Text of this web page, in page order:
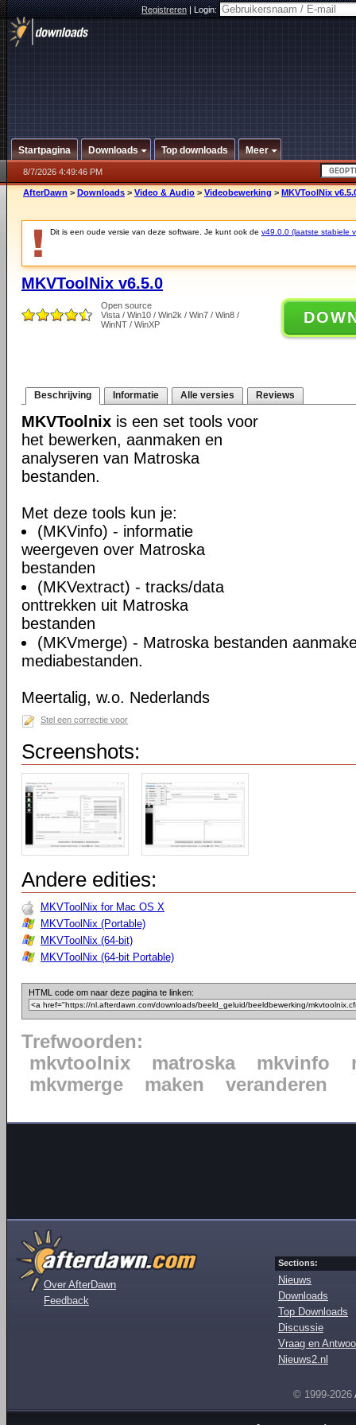
Registreren|Login:
Startpagina Downloads Top downloads Meer
8/7/2026 4:49:46 PM
AfterDawn > Downloads > Video & Audio > Videobewerking > MKVToolNix
Dit is een oude versie van deze software. Je kunt ook de v49.0.0 (laatste stabiele
MKVToolNix v6.5.0
Open source
Vista / Win10 / Win2k / Win7 / Win8 /
WinNT / WinXP
Beschrijving Informatie Alle versies Reviews
MKVToolnix is een set tools voor
het bewerken, aanmaken en
analyseren van Matroska
bestanden.
Met deze tools kun je:
(MKVinfo) - informatie
weergeven over Matroska
bestanden
(MKVextract) - tracks/data
onttrekken uit Matroska
bestanden
(MKVmerge) - Matroska bestanden
mediabestanden.
Meertalig, w.o. Nederlands
Stel een correctie voor
Screenshots:
Andere edities:
MKVToolNix for Mac OS X
MKVToolNix (Portable)
MKVToolNix (64-bit)
MKVToolNix (64-bit Portable)
HTML code om naar deze pagina te linken:
Trefwoorden:
mkvtoolnix
matroska mkvinfo
mkvmerge
maken veranderen
Over AfterDawn
Feedback
Sections:
Nieuws
Downloads
Top Downloads
Discussie
Vraag en
Nieuws2.nl
© 1999-2026